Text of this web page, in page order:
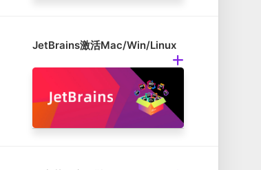
JetBrains激活Mac/Win/Linux